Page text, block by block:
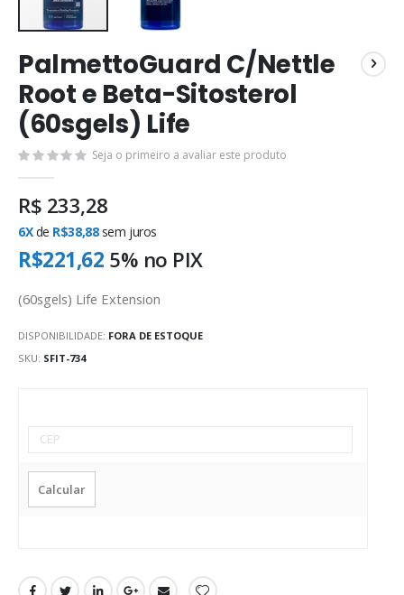
PalmettoGuard C/Nettle
Root e Beta-Sitosterol
(60sgels) Life
Seja o primeiro a avaliar este produto
R$ 233,28
6Xde R$38,88 sem juros
R$221,62 5% no PIX
(60sgels) Life Extension
DISPONIBILIDADE: FORA DE ESTOQUE
SKU SFIT-734
Calcular